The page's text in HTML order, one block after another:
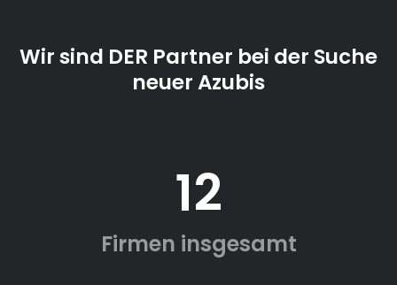
Wir sind DER Partner bei der Suche
neuer Azubis
12
Firmen insgesamt